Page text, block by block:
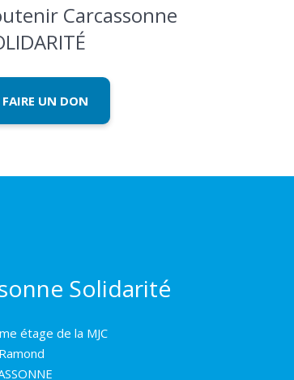
Carcassonne
FAIRE UN DON
Solidarité
étage de la MJC